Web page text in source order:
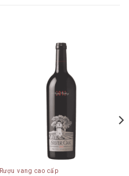
Rượu vang cao cấp